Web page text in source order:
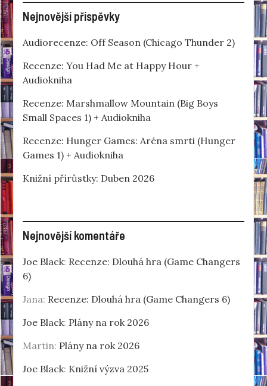
Nejnovější příspěvky
Audiorecenze: Off Season (Chicago Thunder 2)
Recenze: You Had Me at Happy Hour +
Audiokniha
Recenze: Marshmallow Mountain (Big Boys
Small Spaces 1) + Audiokniha
Recenze: Hunger Games: Aréna smrti (Hunger
Games 1) + Audiokniha
Knižní přírůstky: Duben 2026
Nejnovější komentáře
Joe Black: Recenze: Dlouhá hra (Game Changers
6)
Jana: Recenze: Dlouhá hra (Game Changers 6)
Joe Black: Plány na rok 2026
Martin: Plány na rok 2026
Joe Black: Knižní výzva 2025